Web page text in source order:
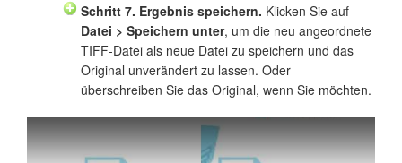
Schritt 7. Ergebnis speichern. Klicken Sie auf
Datei > Speichern unter, um die neu angeordnete
TIFF-Datei als neue Datei zu speichern und das
Original unverändert zu lassen. Oder
überschreiben Sie das Original, wenn Sie möchten.